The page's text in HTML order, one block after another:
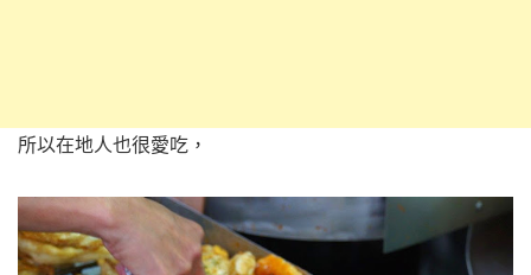
所以在地人也很愛吃，